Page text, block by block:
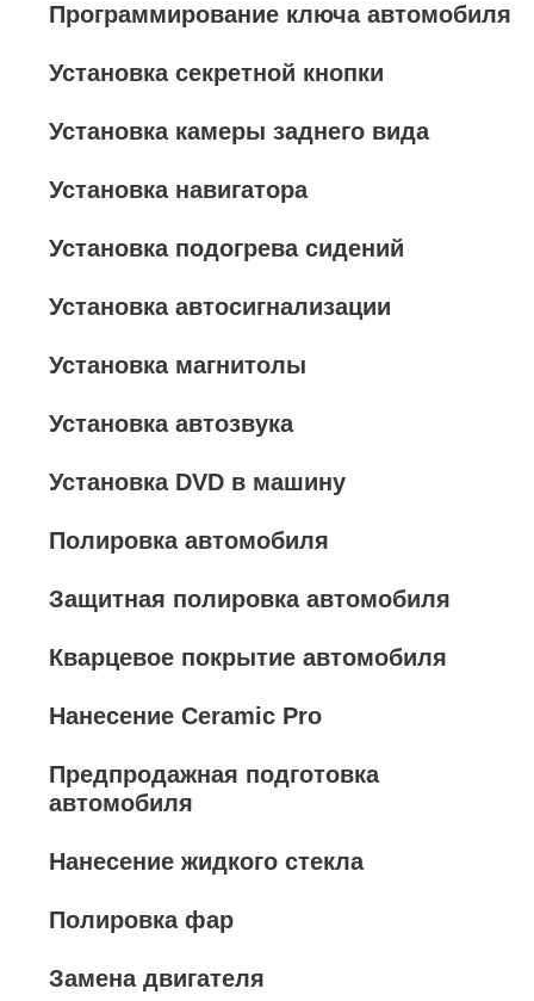
Программирование ключа автомобиля
Установка секретной кнопки
Установка камеры заднего вида
Установка навигатора
Установка подогрева сидений
Установка автосигнализации
Установка магнитолы
Установка автозвука
Установка DVD в машину
Полировка автомобиля
Защитная полировка автомобиля
Кварцевое покрытие автомобиля
Нанесение Ceramic Pro
Предпродажная подготовка
автомобиля
Нанесение жидкого стекла
Полировка фар
Замена двигателя